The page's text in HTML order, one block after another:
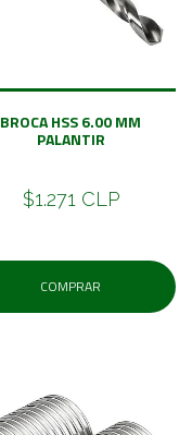
BROCA HSS 6.00 MM
PALANTIR
$1.271 CLP
COMPRAR